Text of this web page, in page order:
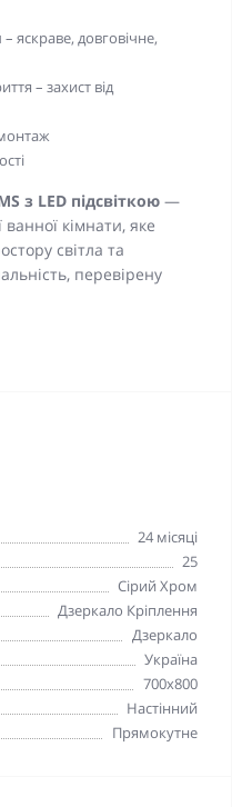
– яскраве, довговічне,
– захист від
з LED підсвіткою —
кімнати, яке
світла та
перевірену
24 мicяцi
25
Сірий Хром
Дзеркало Крiплення
Дзеркало
Україна
700x800
Настінний
Прямокутне